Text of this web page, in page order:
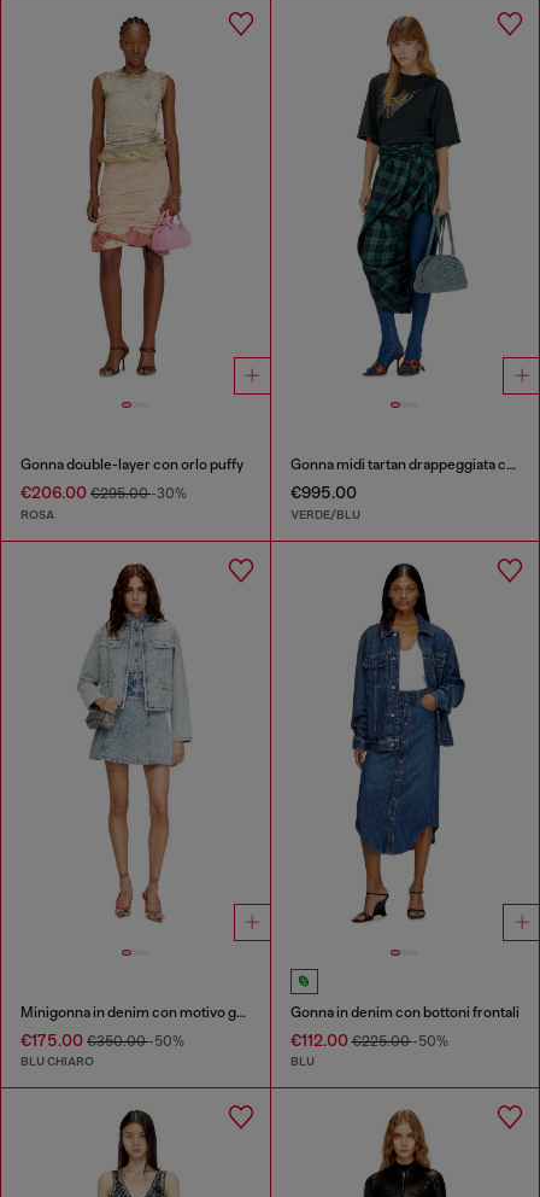
Gonna double-layer con orlo puffy
€206.00 €295.00-30%
ROSA
Gonna midi tartan drappeggiata con bordo in pizzo
€995.00
VERDE/BLU
Minigonna in denim con motivo grafico e cristalli
€175.00 €350.00-50%
BLU CHIARO
Gonna in denim con bottoni frontali
€112.00€225.00-50%
BLU